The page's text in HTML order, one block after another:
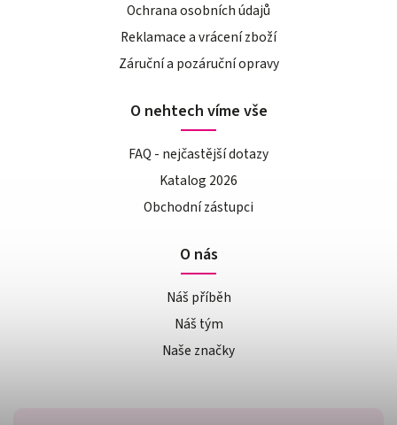
Ochrana osobních údajů
Reklamace a vrácení zboží
Záruční a pozáruční opravy
O nehtech víme vše
FAQ - nejčastější dotazy
Katalog 2026
Obchodní zástupci
O nás
Náš příběh
Náš tým
Naše značky